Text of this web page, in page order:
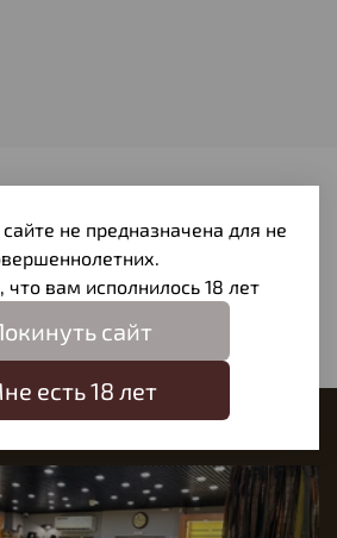
оставлял
магазин
не предназначена для не
что вам исполнилось 18 лет
сайт
есть 18 лет